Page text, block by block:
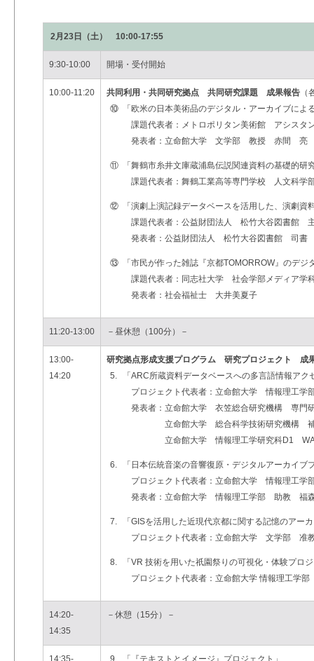
2月23日（土） 10:00-17:55
9:30-10:00 開場・受付開始
10:00-11:20 共同利用・共同研究拠点 共同研究課題 成果報告
⑩
「欧米の日本美術品のデジタル・アーカイブによ
課題代表者：メトロポリタン美術館 アシスタ
発表者：立命館大学 文学部 教授 赤間 亮
⑪
「舞鶴市糸井文庫蔵浦島伝説関連資料の基礎的研
課題代表者：舞鶴工業高等専門学校 人文科
⑫
「演劇上演記録データベースを活用した、演劇
課題代表者：公益財団法人 松竹大谷図書館
発表者：公益財団法人 松竹大谷図書館 司書
⑬
「市民が作った雑誌『京都TOMORROW』のデジ
課題代表者：同志社大学 社会学部メディア
発表者：社会福祉士 大井美夏子
11:20-13:00 －昼休憩（100分）－
13:00-
14:20
研究拠点形成支援プログラム 研究プロジェクト 成
5.
「ARC所蔵資料データベースへの多言語情報アク
プロジェクト代表者：立命館大学 情報理工
発表者：立命館大学 衣笠総合研究機構 専門
立命館大学 総合科学技術研究機構 補
立命館大学 情報理工学研究科D1
6.
「日本伝統音楽の音響復原・デジタルアーカイブ
プロジェクト代表者：立命館大学 情報理工
発表者：立命館大学 情報理工学部 助教 福
7.
「GISを活用した近現代京都に関する記憶のアー
プロジェクト代表者：立命館大学 文学部 准
8.
「VR 技術を用いた祇園祭りの可視化・体験プロ
プロジェクト代表者：立命館大学 情報理工学
14:20-
14:35
－休憩（15分）－
14:35- 9. 「『テキストとイメージ』プロジェクト」